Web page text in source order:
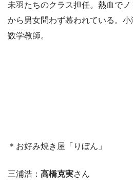
未羽たちのクラス担任。熱血で
から男女問わず慕われている。
数学教師。
＊お好み焼き屋「りぼん」
三浦浩： 高橋克実さん